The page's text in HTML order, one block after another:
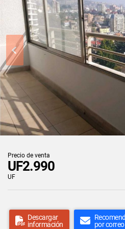
Precio de venta
UF2.990
UF
Descargar
información
por